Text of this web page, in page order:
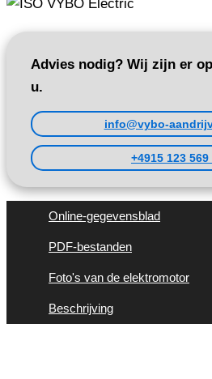
Advies nodig? Wij zijn er
u.
info@vybo-
+4915 123 569
Online-gegevensblad
PDF-bestanden
Foto's van de elektromotor
Beschrijving